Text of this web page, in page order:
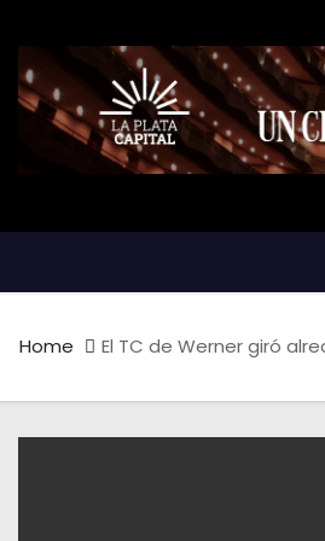
Home El TC de Werner giró